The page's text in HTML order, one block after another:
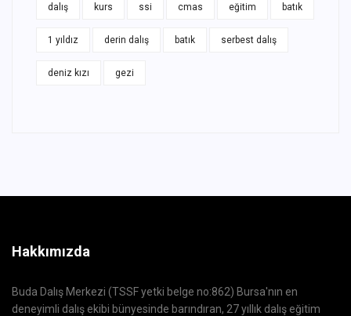
dalış kurs ssi cmas eğitim batık
1 yıldız derin dalış batık serbest dalış
deniz kızı gezi
Hakkımızda
Buda Dalış Merkezi (TSSF yetki belge no:862) Bursa'nın en
deneyimli dalış ekibi bünyesinde barındıran, 27 yıllık dalış eğitim